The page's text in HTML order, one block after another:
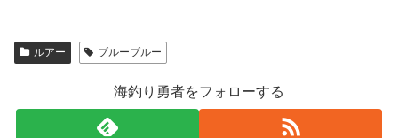
ルアー ブルーブルー
海釣り勇者をフォローする